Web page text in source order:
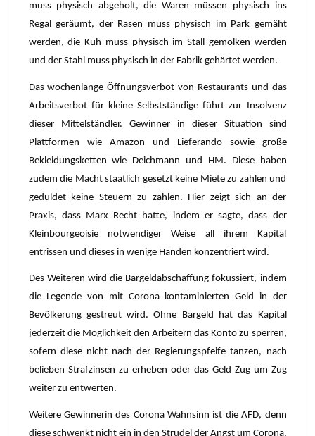
muss physisch abgeholt, die Waren müssen physisch ins
Regal geräumt, der Rasen muss physisch im Park gemäht
werden, die Kuh muss physisch im Stall gemolken werden
und der Stahl muss physisch in der Fabrik gehärtet werden.
Das wochenlange Öffnungsverbot von Restaurants und das
Arbeitsverbot für kleine Selbstständige führt zur Insolvenz
dieser Mittelständler. Gewinner in dieser Situation sind
Plattformen wie Amazon und Lieferando sowie große
Bekleidungsketten wie Deichmann und HM. Diese haben
zudem die Macht staatlich gesetzt keine Miete zu zahlen und
geduldet keine Steuern zu zahlen. Hier zeigt sich an der
Praxis, dass Marx Recht hatte, indem er sagte, dass der
Kleinbourgeoisie notwendiger Weise all ihrem Kapital
entrissen und dieses in wenige Händen konzentriert wird.
Des Weiteren wird die Bargeldabschaffung fokussiert, indem
die Legende von mit Corona kontaminierten Geld in der
Bevölkerung gestreut wird. Ohne Bargeld hat das Kapital
jederzeit die Möglichkeit den Arbeitern das Konto zu sperren,
sofern diese nicht nach der Regierungspfeife tanzen, nach
belieben Strafzinsen zu erheben oder das Geld Zug um Zug
weiter zu entwerten.
Weitere Gewinnerin des Corona Wahnsinn ist die AFD, denn
diese schwenkt nicht ein in den Strudel der Angst um Corona.